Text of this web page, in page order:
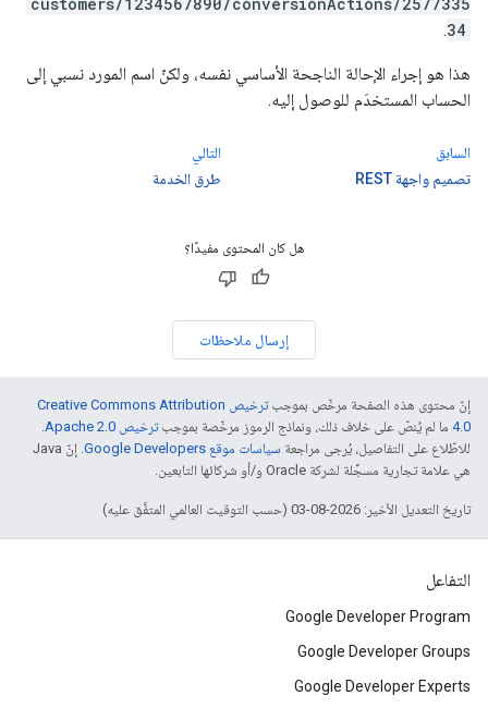
34
.
هذا هو إجراء الإحالة الناجحة الأساسي نفسه، ولكنّ اسم المورد نسبي إلى
الحساب المستخدَم للوصول إليه.
السابق
تصميم واجهة REST
التالي
طرق الخدمة
هل كان المحتوى مفيدًا؟
إرسال ملاحظات
إنّ محتوى هذه الصفحة مرخّص بموجب
ترخيص Creative Commons Attribution
4.0‏ ما لم يُنصّ على خلاف ذلك، ونماذج الرموز مرخّصة بموجبترخيص Apache 2.0‏
.
للاطّلاع على التفاصيل، يُرجى مراجعة سياسات موقع Google Developers‏
. إنّ Java
هي علامة تجارية مسجَّلة لشركة Oracle و/أو شركائها التابعين.
تاريخ التعديل الأخير: 2026-08-03 (حسب التوقيت العالمي المتفَّق عليه)
التفاعل
Google Developer Program
Google Developer Groups
Google Developer Experts